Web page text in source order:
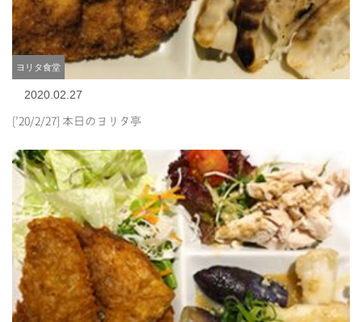
ヨリタ食堂
2020.02.27
[’20/2/27] 本日のヨリタ亭